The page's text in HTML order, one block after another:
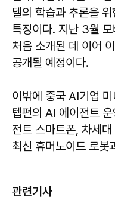
델의 학습과 추론을
특징이다. 지난 3월
처음 소개된 데 이어
공개될 예정이다.
이밖에 중국 AI기업
텝펀의 AI 에이전트
전트 스마트폰, 차세
최신 휴머노이드 로봇
관련기사